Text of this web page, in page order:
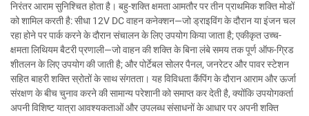
निरंतर आराम सुनिश्चित होता है। बहु-शक्ति क्षमता आमतौर पर तीन प्राथमिक शक्ति मोडों
को शामिल करती है: सीधा 12V DC वाहन कनेक्शन—जो ड्राइविंग के दौरान या इंजन चल
रहा होने पर पार्क करने के दौरान संचालन के लिए उपयोग किया जाता है; एकीकृत उच्च-
क्षमता लिथियम बैटरी प्रणाली—जो वाहन की शक्ति के बिना लंबे समय तक पूर्ण ऑफ-ग्रिड
शीतलन के लिए उपयोग की जाती है; और पोर्टेबल सोलर पैनल, जनरेटर और पावर स्टेशन
सहित बाहरी शक्ति स्रोतों के साथ संगतता। यह विविधता कैंपिंग के दौरान आराम और ऊर्जा
संरक्षण के बीच चुनाव करने की सामान्य परेशानी को समाप्त कर देती है, क्योंकि उपयोगकर्ता
अपनी विशिष्ट यात्रा आवश्यकताओं और उपलब्ध संसाधनों के आधार पर अपनी शक्ति